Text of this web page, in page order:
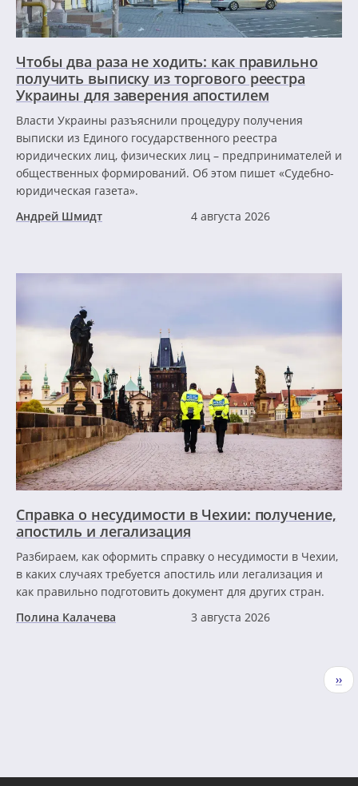
Чтобы два раза не ходить: как правильно
получить выписку из торгового реестра
Украины для заверения апостилем
Власти Украины разъяснили процедуру получения
выписки из Единого государственного реестра
юридических лиц, физических лиц – предпринимателей и
общественных формирований. Об этом пишет «Судебно-
юридическая газета».
Андрей Шмидт
4 августа 2026
Справка о несудимости в Чехии: получение,
апостиль и легализация
Разбираем, как оформить справку о несудимости в Чехии,
в каких случаях требуется апостиль или легализация и
как правильно подготовить документ для других стран.
Полина Калачева
3 августа 2026
››